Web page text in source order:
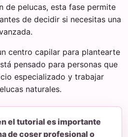
de pelucas, esta fase permite
de decidir si necesitas una
centro capilar para plantearte
pensado para personas que
especializado y trabajar
naturales.
el tutorial es importante
de coser profesional o